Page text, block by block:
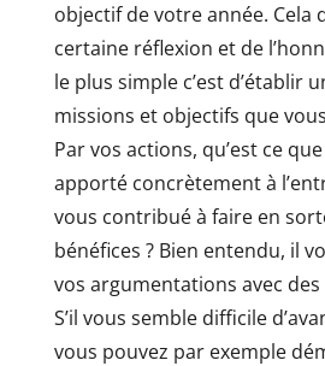
objectif de votre année. Cela
certaine réflexion et de
le plus simple c’est d’établir
missions et objectifs que
Par vos actions, qu’est ce
apporté concrètement à
vous contribué à faire en
bénéfices ? Bien entendu, il
vos argumentations avec des
S’il vous semble difficile
vous pouvez par exemple